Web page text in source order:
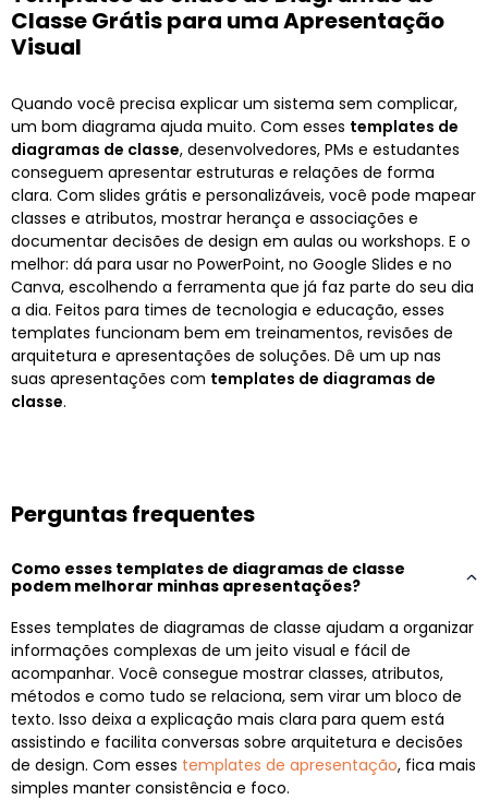
Classe Grátis para uma Apresentação
Visual
Quando você precisa explicar um sistema sem complicar,
um bom diagrama ajuda muito. Com esses templates de
diagramas de classe, desenvolvedores, PMs e estudantes
conseguem apresentar estruturas e relações de forma
clara. Com slides grátis e personalizáveis, você pode mapear
classes e atributos, mostrar herança e associações e
documentar decisões de design em aulas ou workshops. E o
melhor: dá para usar no PowerPoint, no Google Slides e no
Canva, escolhendo a ferramenta que já faz parte do seu dia
a dia. Feitos para times de tecnologia e educação, esses
templates funcionam bem em treinamentos, revisões de
arquitetura e apresentações de soluções. Dê um up nas
suas apresentações com templates de diagramas de
classe.
Perguntas frequentes
Como esses templates de diagramas de classe
podem melhorar minhas apresentações?
Esses templates de diagramas de classe ajudam a organizar
informações complexas de um jeito visual e fácil de
acompanhar. Você consegue mostrar classes, atributos,
métodos e como tudo se relaciona, sem virar um bloco de
texto. Isso deixa a explicação mais clara para quem está
assistindo e facilita conversas sobre arquitetura e decisões
de design. Com esses templates de apresentação, fica mais
simples manter consistência e foco.